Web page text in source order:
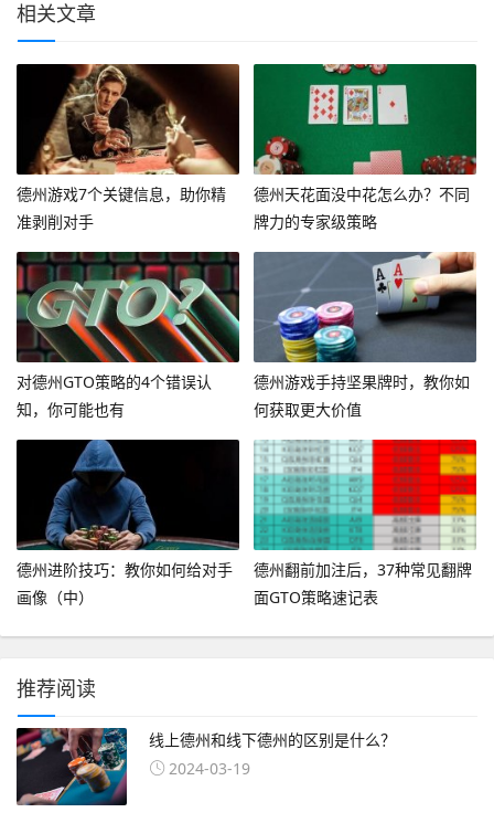
相关文章
德州游戏7个关键信息，助你精
准剥削对手
德州天花面没中花怎么办？不同
牌力的专家级策略
对德州GTO策略的4个错误认
知，你可能也有
德州游戏手持坚果牌时，教你如
何获取更大价值
德州进阶技巧：教你如何给对手
画像（中）
德州翻前加注后，37种常见翻牌
面GTO策略速记表
推荐阅读
线上德州和线下德州的区别是什么？
2024-03-19